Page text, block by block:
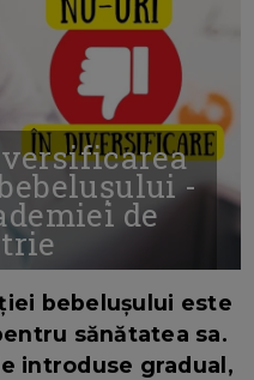
-
de
bebelușului este
sănătatea sa.
introduse gradual,